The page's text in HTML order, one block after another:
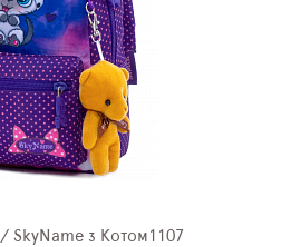
Дитячий рюкзак Winner / SkyName з Котом1107